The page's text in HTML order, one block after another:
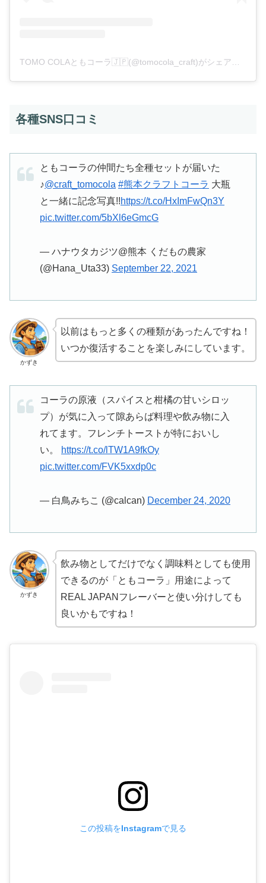
各種SNS口コミ
ともコーラの仲間たち全種セットが届いた
♪@craft_tomocola #熊本クラフトコーラ 大瓶
と一緒に記念写真!!https://t.co/HxImFwQn3Y
pic.twitter.com/5bXl6eGmcG
— ハナウタカジツ@熊本 くだもの農家
(@Hana_Uta33) September 22, 2021
かずき
以前はもっと多くの種類があったんですね！
いつか復活することを楽しみにしています。
コーラの原液（スパイスと柑橘の甘いシロッ
プ）が気に入って隙あらば料理や飲み物に入
れてます。フレンチトーストが特においし
い。
https://t.co/lTW1A9fkOy
pic.twitter.com/FVK5xxdp0c
— 白鳥みちこ (@calcan) December 24, 2020
かずき
飲み物としてだけでなく調味料としても使用
できるのが「ともコーラ」用途によって
REAL JAPANフレーバーと使い分けしても
良いかもですね！
この投稿をInstagramで見る